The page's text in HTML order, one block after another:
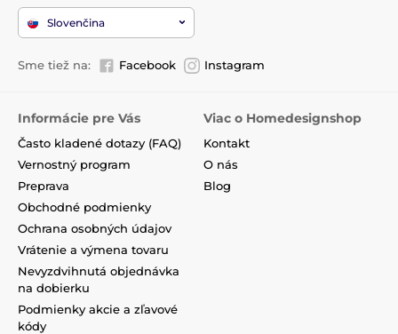
Slovenčina
Sme tiež na: Facebook Instagram
Informácie pre Vás
Často kladené dotazy (FAQ)
Vernostný program
Preprava
Obchodné podmienky
Ochrana osobných údajov
Vrátenie a výmena tovaru
Nevyzdvihnutá objednávka
na dobierku
Podmienky akcie a zľavové
kódy
Viac o Homedesignshop
Kontakt
O nás
Blog